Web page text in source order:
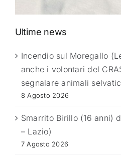
Ultime news
Incendio sul Moregallo
anche i volontari del
segnalare animali
8 Agosto 2026
Smarrito Birillo (16 anni)
– Lazio)
7 Agosto 2026